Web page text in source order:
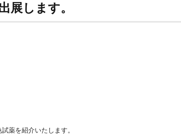
展します。
薬を紹介いたします。